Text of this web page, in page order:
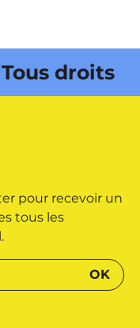
droits
droits
Web •
pour recevoir un
tous les